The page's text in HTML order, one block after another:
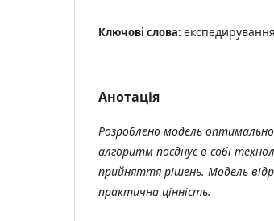
Ключові слова:
Анотація
Розроблено модель
алгоритм поєднує в собі
прийняття рішень. Модель
практична цінність.